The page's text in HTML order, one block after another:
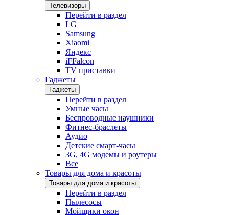
Телевизоры
Перейти в раздел
LG
Samsung
Xiaomi
Яндекс
iFFalcon
TV приставки
Гаджеты
Гаджеты
Перейти в раздел
Умные часы
Беспроводные наушники
Фитнес-браслеты
Аудио
Детские смарт-часы
3G, 4G модемы и роутеры
Все
Товары для дома и красоты
Товары для дома и красоты
Перейти в раздел
Пылесосы
Мойщики окон